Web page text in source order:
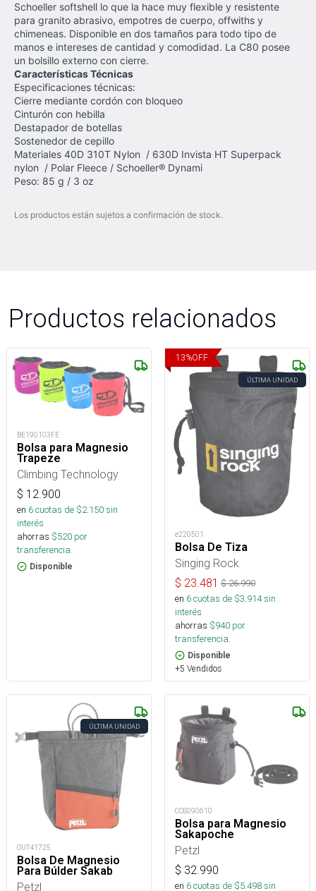
Schoeller softshell lo que la hace muy flexible y resistente
para granito abrasivo, empotres de cuerpo, offwiths y
chimeneas. Disponible en dos tamaños para todo tipo de
manos e intereses de cantidad y comodidad. La C80 posee
un bolsillo externo con cierre.
Características Técnicas
Especificaciones técnicas:
Cierre mediante cordón con bloqueo
Cinturón con hebilla
Destapador de botellas
Sostenedor de cepillo
Materiales 40D 310T Nylon / 630D Invista HT Superpack
nylon / Polar Fleece / Schoeller® Dynami
Peso: 85 g / 3 oz
Los productos están sujetos a confirmación de stock.
Productos relacionados
BE190103FE
Bolsa para Magnesio
Trapeze
Climbing Technology
$ 12.900
en 6cuotas de $2.150sin
interés
ahorras $520 por
transferencia.
Disponible
13%OFF
ÚLTIMA UNIDAD
e220501
Bolsa De Tiza
Singing Rock
$ 23.481 $26.990
en 6cuotas de $3.914sin
interés
ahorras $940 por
transferencia.
Disponible
+5 Vendidos
ÚLTIMA UNIDAD
OUT41725
Bolsa De Magnesio
Para Búlder Sakab
Petzl
COS090610
Bolsa para Magnesio
Sakapoche
Petzl
$ 32.990
en 6cuotas de $5.498sin